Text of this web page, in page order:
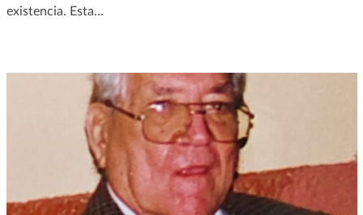
existencia. Esta…